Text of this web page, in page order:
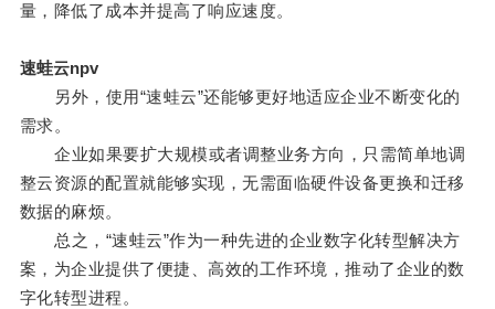
量，降低了成本并提高了响应速度。
速蛙云npv
另外，使用“速蛙云”还能够更好地适应企业不断变化的
需求。
企业如果要扩大规模或者调整业务方向，只需简单地调
整云资源的配置就能够实现，无需面临硬件设备更换和迁移
数据的麻烦。
总之，“速蛙云”作为一种先进的企业数字化转型解决方
案，为企业提供了便捷、高效的工作环境，推动了企业的数
字化转型进程。